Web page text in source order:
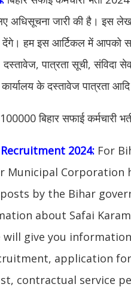
अधिसूचना जारी की है। इस
देंगे। हम इस आर्टिकल में आपको
पात्रता सूची, संविदा
के दस्तावेज पात्रता
100000 बिहार सफाई कर्मचारी
2024: For
Municipal
by the Bihar
about Safai
give you
application
contractual service